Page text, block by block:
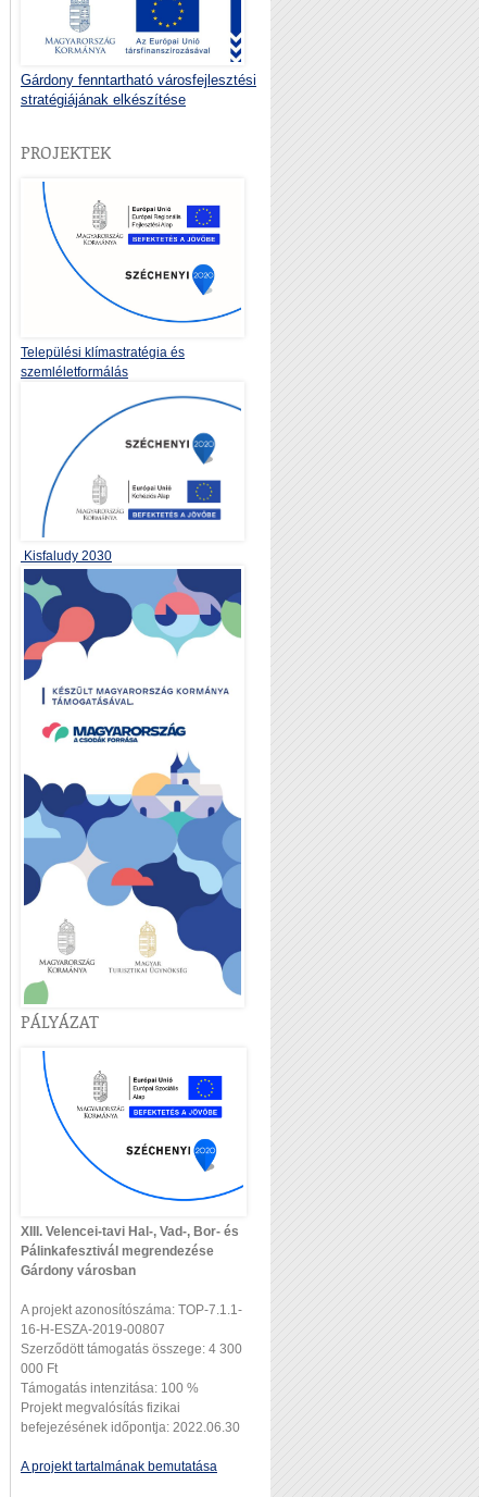
Gárdony fenntartható városfejlesztési
stratégiájának elkészítése
PROJEKTEK
Települési klímastratégia és
szemléletformálás
Kisfaludy 2030
PÁLYÁZAT
XIII. Velencei-tavi Hal-, Vad-, Bor- és
Pálinkafesztivál megrendezése
Gárdony városban
A projekt azonosítószáma: TOP-7.1.1-
16-H-ESZA-2019-00807
Szerződött támogatás összege: 4 300
000 Ft
Támogatás intenzitása: 100 %
Projekt megvalósítás fizikai
befejezésének időpontja: 2022.06.30
A projekt tartalmának bemutatása